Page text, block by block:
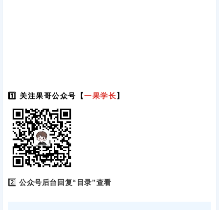
1️⃣ 关注果哥公众号【一果学长】
2️⃣公众号后台回复“目录”查看